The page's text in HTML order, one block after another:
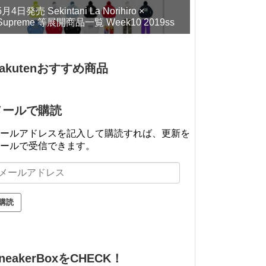
月4日発売 Sekintani La Norihiro ×
等展開商品一覧 Week10 2019ss
おすすめ商品
ールで購読
ールアドレスを記入して購読すれば、更新を
ールで受信できます。
をCHECK！